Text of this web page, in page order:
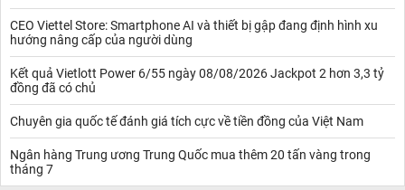
CEO Viettel Store: Smartphone AI và thiết bị gập đang định hình xu
hướng nâng cấp của người dùng
Kết quả Vietlott Power 6/55 ngày 08/08/2026 Jackpot 2 hơn 3,3 tỷ
đồng đã có chủ
Chuyên gia quốc tế đánh giá tích cực về tiền đồng của Việt Nam
Ngân hàng Trung ương Trung Quốc mua thêm 20 tấn vàng trong
tháng 7